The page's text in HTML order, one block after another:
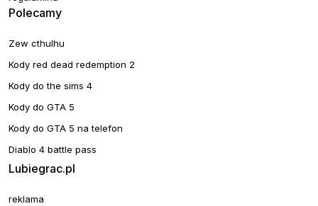
Polecamy
Zew cthulhu
Kody red dead redemption 2
Kody do the sims 4
Kody do GTA 5
Kody do GTA 5 na telefon
Diablo 4 battle pass
Lubiegrac.pl
reklama